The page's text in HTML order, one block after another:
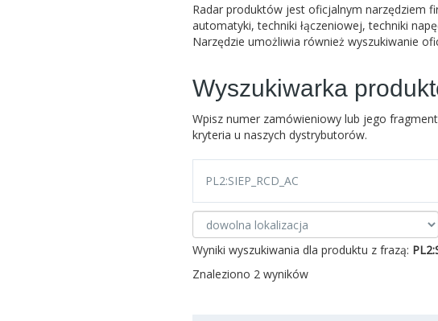
Radar produktów jest oficjalnym narzędziem
automatyki, techniki łączeniowej, techniki
Narzędzie umożliwia również wyszukiwanie
Wyszukiwarka
Wpisz numer zamówieniowy lub jego
kryteria u naszych dystrybutorów.
Wyniki wyszukiwania dla produktu z frazą:
Znaleziono 2 wyników